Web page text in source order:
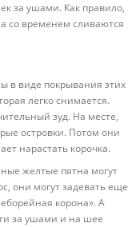
за ушами. Как правило,
со временем сливаются
в виде покрывания этих
легко снимается.
зуд. На месте,
островки. Потом они
нарастать корочка.
желтые пятна могут
они могут задевать еще
корона». А
за ушами и на шее